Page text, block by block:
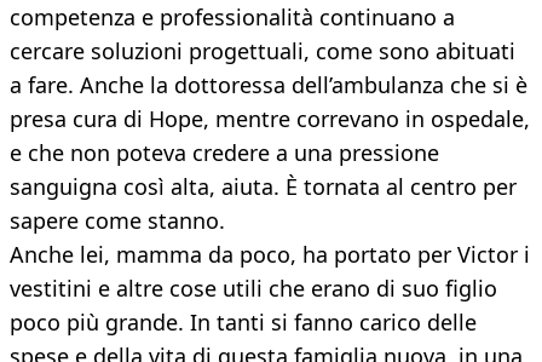
competenza e professionalità continuano a
cercare soluzioni progettuali, come sono abituati
a fare. Anche la dottoressa dell’ambulanza che si è
presa cura di Hope, mentre correvano in ospedale,
e che non poteva credere a una pressione
sanguigna così alta, aiuta. È tornata al centro per
sapere come stanno.
Anche lei, mamma da poco, ha portato per Victor i
vestitini e altre cose utili che erano di suo figlio
poco più grande. In tanti si fanno carico delle
spese e della vita di questa famiglia nuova, in una